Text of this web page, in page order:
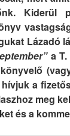
Kiderül
Lázadó
a T.
a
meg
és a